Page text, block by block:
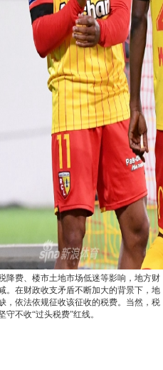
费、楼市土地市场低迷等影响，地方财
。在财政收支矛盾不断加大的背景下，地
，依法依规征收该征收的税费。当然，税
不收“过头税费”红线。